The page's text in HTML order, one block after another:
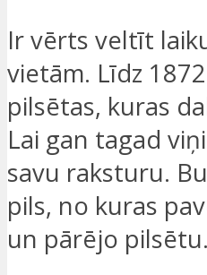
Ir vērts veltīt
vietām. Līdz
pilsētas, kuras
Lai gan tagad
savu raksturu.
pils, no kuras
un pārējo pilsētu.